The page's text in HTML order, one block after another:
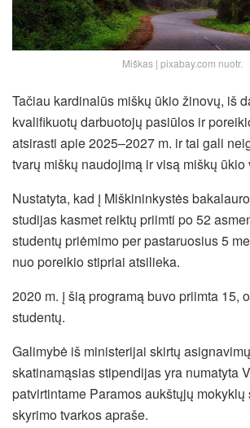
Miškas | pixabay.com nuotr.
Tačiau kardinalūs miškų ūkio žinovų, iš
kvalifikuotų darbuotojų pasiūlos ir
atsirasti apie 2025–2027 m. ir tai gali
tvarų miškų naudojimą ir visą miškų
Nustatyta, kad į Miškininkystės
studijas kasmet reiktų priimti po 52
studentų priėmimo per pastaruosius 5
nuo poreikio stipriai atsilieka.
2020 m. į šią programą buvo priimta 15,
studentų.
Galimybė iš ministerijai skirtų
skatinamąsias stipendijas yra numatyta
patvirtintame Paramos aukštųjų mokyklų
skyrimo tvarkos apraše.